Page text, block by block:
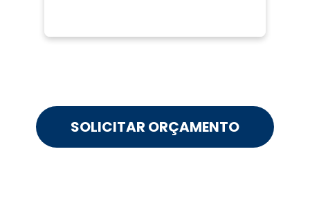
SOLICITAR ORÇAMENTO